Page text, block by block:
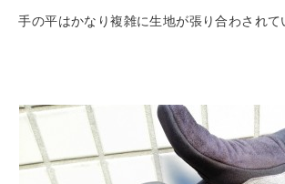
手の平はかなり複雑に生地が張り合わされて